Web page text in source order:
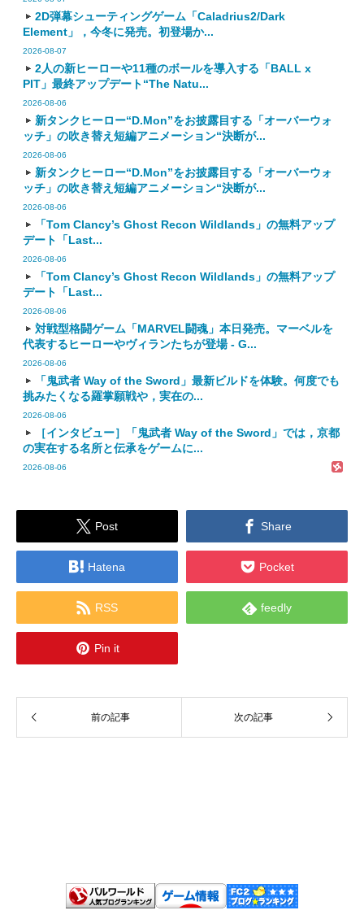
2D弾幕シューティングゲーム「Caladrius2/Dark
Element」，今冬に発売。初登場か...
2026-08-07
2人の新ヒーローや11種のボールを導入する「BALL x
PIT」最終アップデート“The Natu...
2026-08-06
新タンクヒーロー“D.Mon”をお披露目する「オーバーウォ
ッチ」の吹き替え短編アニメーション“決断が...
2026-08-06
新タンクヒーロー“D.Mon”をお披露目する「オーバーウォ
ッチ」の吹き替え短編アニメーション“決断が...
2026-08-06
「Tom Clancy’s Ghost Recon Wildlands」の無料アップ
デート「Last...
2026-08-06
「Tom Clancy’s Ghost Recon Wildlands」の無料アップ
デート「Last...
2026-08-06
対戦型格闘ゲーム「MARVEL闘魂」本日発売。マーベルを
代表するヒーローやヴィランたちが登場 - G...
2026-08-06
「鬼武者 Way of the Sword」最新ビルドを体験。何度でも
挑みたくなる羅掌願戦や，実在の...
2026-08-06
［インタビュー］「鬼武者 Way of the Sword」では，京都
の実在する名所と伝承をゲームに...
2026-08-06
 Post  Share
 Hatena  Pocket
 RSS  feedly
 Pin it
前の記事 次の記事